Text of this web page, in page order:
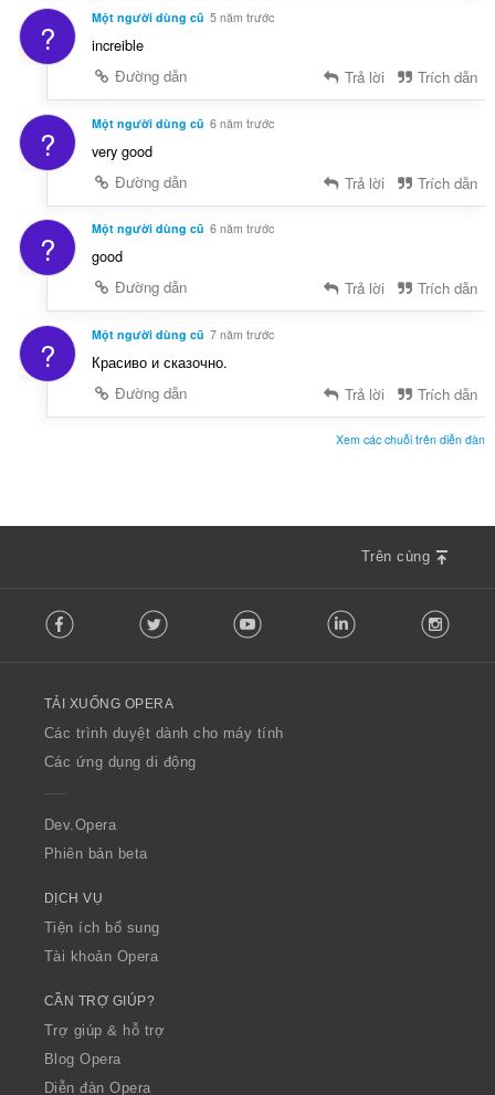
? Một người dùng cũ 5 năm trước
increible
Đường dẫn
Trả lời Trích dẫn
? Một người dùng cũ 6 năm trước
very good
Đường dẫn
Trả lời Trích dẫn
? Một người dùng cũ 6 năm trước
good
Đường dẫn
Trả lời Trích dẫn
? Một người dùng cũ 7 năm trước
Красиво и сказочно.
Đường dẫn
Trả lời Trích dẫn
Xem các chuỗi trên diễn đàn
Trên cùng
o
w
O
p
a
Facebook Twitter Youtube LinkedIn
TẢI XUỐNG OPERA
Các trình duyệt dành cho máy tính
Các ứng dụng di động
Dev.Opera
Phiên bản beta
DỊCH VỤ
Tiện ích bổ sung
Tài khoản Opera
CẦN TRỢ GIÚP?
Trợ giúp & hỗ trợ
Blog Opera
Diễn đàn Opera